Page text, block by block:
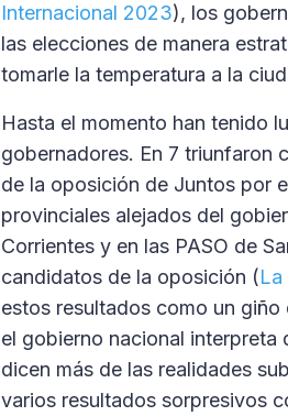
Internacional 2023), los
las elecciones de manera
tomarle la temperatura a la
Hasta el momento han tenido
gobernadores. En 7 triunfaron
de la oposición de Juntos por
provinciales alejados del
Corrientes y en las PASO de
candidatos de la oposición (
estos resultados como un
el gobierno nacional interpreta
dicen más de las realidades
varios resultados sorpresivos